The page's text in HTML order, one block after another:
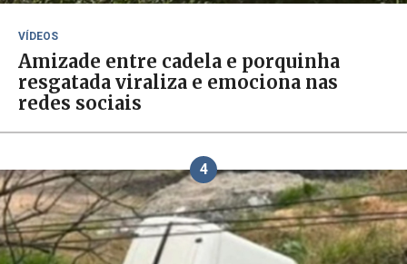
VÍDEOS
Amizade entre cadela e porquinha
resgatada viraliza e emociona nas
redes sociais
4